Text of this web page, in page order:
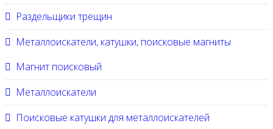
Раздельщики трещин
Металлоискатели, катушки, поисковые магниты
Магнит поисковый
Металлоискатели
Поисковые катушки для металлоискателей